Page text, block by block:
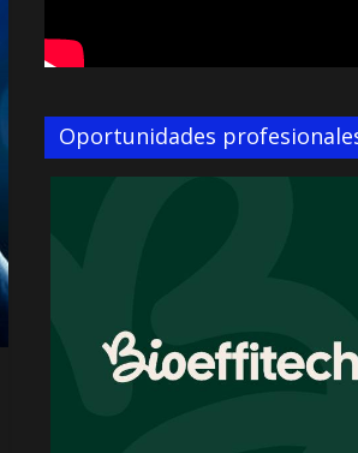
Oportunidades